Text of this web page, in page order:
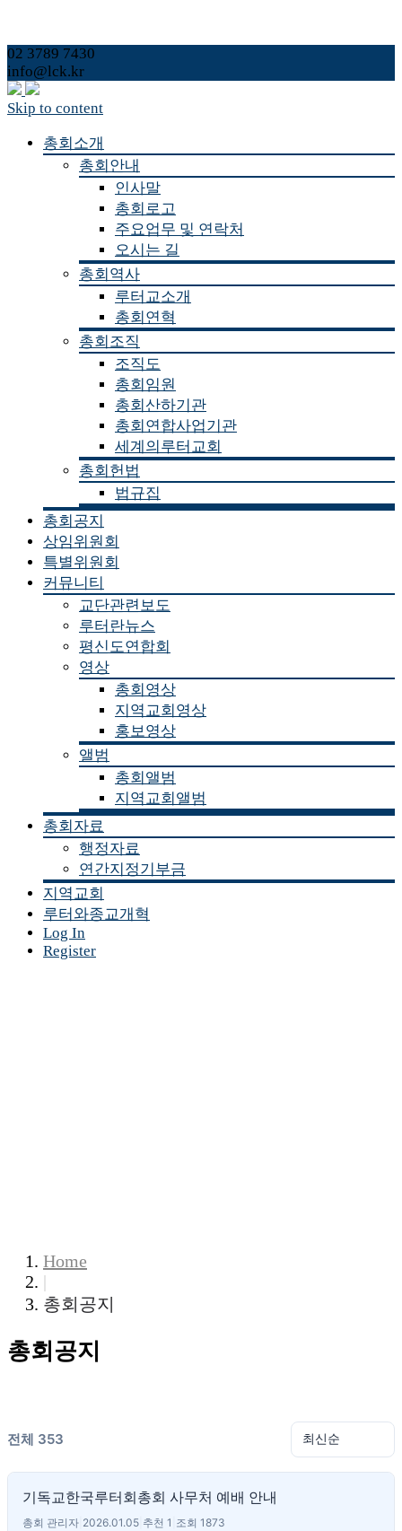
02 3789 7430
info@lck.kr
Skip to content
총회소개
총회안내
인사말
총회로고
주요업무 및 연락처
오시는 길
총회역사
루터교소개
총회연혁
총회조직
조직도
총회임원
총회산하기관
총회연합사업기관
세계의루터교회
총회헌법
법규집
총회공지
상임위원회
특별위원회
커뮤니티
교단관련보도
루터란뉴스
평신도연합회
영상
총회영상
지역교회영상
홍보영상
앨범
총회앨범
지역교회앨범
총회자료
행정자료
연간지정기부금
지역교회
루터와종교개혁
Log In
Register
Home
|
총회공지
총회공지
전체 353
기독교한국루터회총회 사무처 예배 안내
총회 관리자 2026.01.05 추천 1 조회 1873